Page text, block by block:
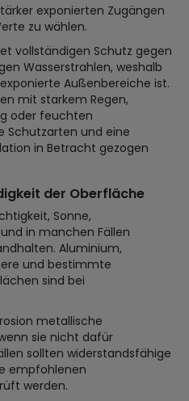
exponierten Zugängen
zu wählen.
vollständigen Schutz gegen
Wasserstrahlen, weshalb
Außenbereiche ist.
mit starkem Regen,
oder feuchten
Schutzarten und eine
in Betracht gezogen
der Oberfläche
Sonne,
in manchen Fällen
Aluminium,
und bestimmte
sind bei
metallische
sie nicht dafür
sollten widerstandsfähige
empfohlenen
werden.